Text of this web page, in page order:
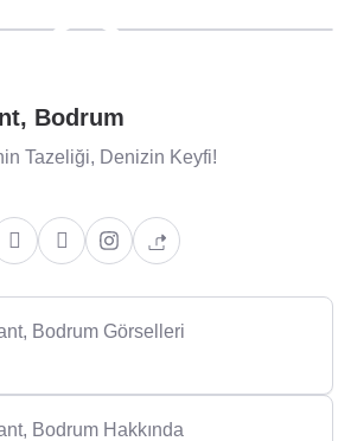
Bodrum
Tazeliği, Denizin Keyfi!
Bodrum Görselleri
Bodrum Hakkında